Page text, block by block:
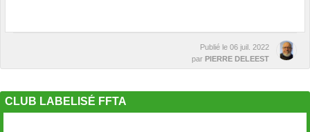
Publié le 06 juil. 2022
par PIERRE DELEEST
CLUB LABELISÉ FFTA